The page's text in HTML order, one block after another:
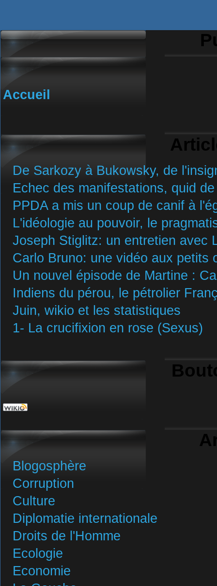
Accueil
De Sarkozy à Bukowsky, de
Echec des manifestations, quid
PPDA a mis un coup de canif à
L'idéologie au pouvoir, le
Joseph Stiglitz: un entretien avec
Carlo Bruno: une vidéo aux petits
Un nouvel épisode de Martine :
Indiens du pérou, le pétrolier
Juin, wikio et les statistiques
1- La crucifixion en rose (Sexus)
Blogosphère
Corruption
Culture
Diplomatie internationale
Droits de l'Homme
Ecologie
Economie